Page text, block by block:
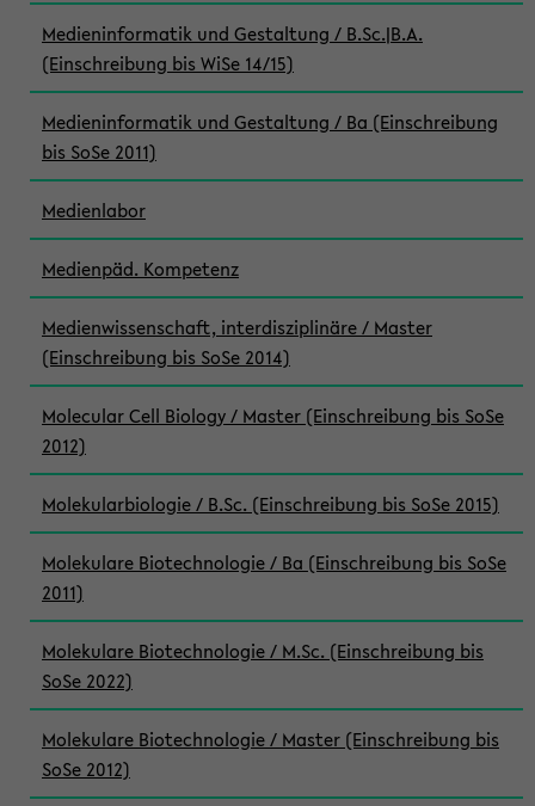
Medieninformatik und Gestaltung / B.Sc.|B.A.
(Einschreibung bis WiSe 14/15)
Medieninformatik und Gestaltung / Ba (Einschreibung
bis SoSe 2011)
Medienlabor
Medienpäd. Kompetenz
Medienwissenschaft, interdisziplinäre / Master
(Einschreibung bis SoSe 2014)
Molecular Cell Biology / Master (Einschreibung bis SoSe
2012)
Molekularbiologie / B.Sc. (Einschreibung bis SoSe 2015)
Molekulare Biotechnologie / Ba (Einschreibung bis SoSe
2011)
Molekulare Biotechnologie / M.Sc. (Einschreibung bis
SoSe 2022)
Molekulare Biotechnologie / Master (Einschreibung bis
SoSe 2012)